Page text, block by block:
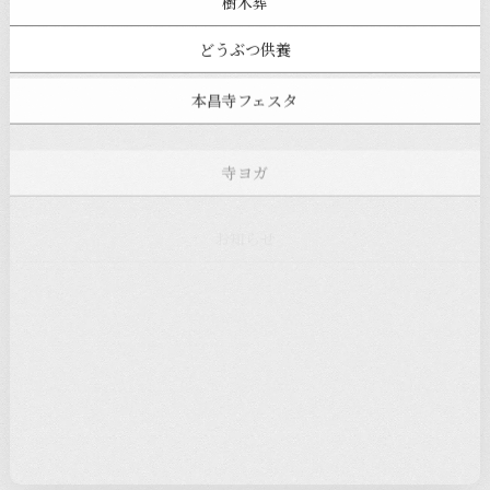
どうぶつ供養
本昌寺フェスタ
お知らせ